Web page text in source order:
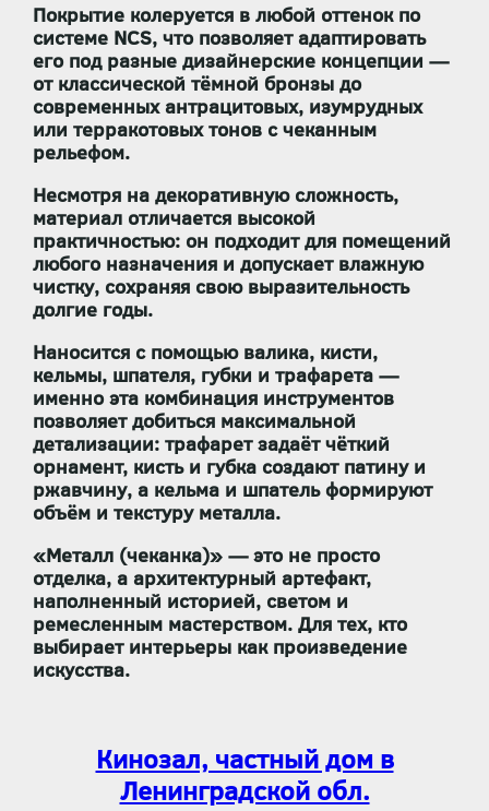
Покрытие колеруется в любой оттенок по
системе NCS, что позволяет адаптировать
его под разные дизайнерские концепции —
от классической тёмной бронзы до
современных антрацитовых, изумрудных
или терракотовых тонов с чеканным
рельефом.
Несмотря на декоративную сложность,
материал отличается высокой
практичностью: он подходит для помещений
любого назначения и допускает влажную
чистку, сохраняя свою выразительность
долгие годы.
Наносится с помощью валика, кисти,
кельмы, шпателя, губки и трафарета —
именно эта комбинация инструментов
позволяет добиться максимальной
детализации: трафарет задаёт чёткий
орнамент, кисть и губка создают патину и
ржавчину, а кельма и шпатель формируют
объём и текстуру металла.
«Металл (чеканка)» — это не просто
отделка, а архитектурный артефакт,
наполненный историей, светом и
ремесленным мастерством. Для тех, кто
выбирает интерьеры как произведение
искусства.
Кинозал, частный дом в
Ленинградской обл.